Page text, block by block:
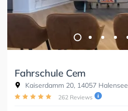
Fahrschule Cem
Kaiserdamm 20, 14057 Halensee
262 Reviews